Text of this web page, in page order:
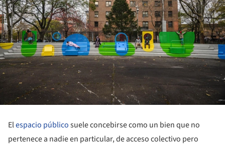
Elespacio públicosuele concebirse como un bien que no
pertenece a nadie en particular, de acceso colectivo pero